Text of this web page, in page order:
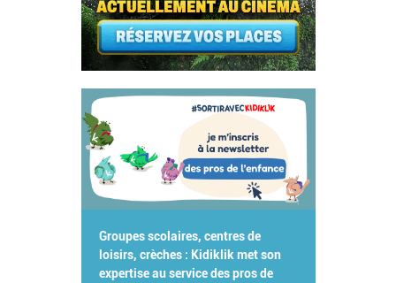
Groupes scolaires, centres de
loisirs, crèches : Kidiklik met son
expertise au service des pros de